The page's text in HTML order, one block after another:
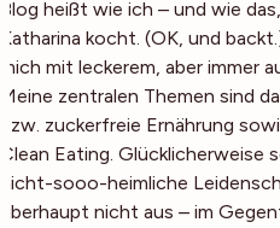
Blog heißt wie ich – und wie
Katharina kocht. (OK, und
mich mit leckerem, aber immer
Meine zentralen Themen sind
bzw. zuckerfreie Ernährung
Clean Eating. Glücklicherweise
nicht-sooo-heimliche
überhaupt nicht aus – im